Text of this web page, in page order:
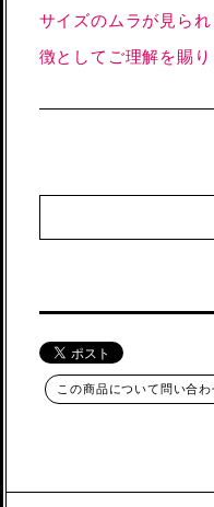
サイズのムラが見ら
徴としてご理解を賜
この商品について問い合わ